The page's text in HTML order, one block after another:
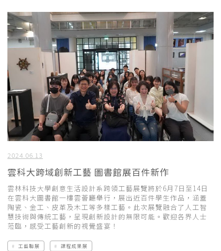
2024.06.13
雲科大跨域創新工藝 圖書館展百件新作
雲林科技大學創意生活設計系跨領工藝展覽將於6月7日至14日
在雲科大圖書館一樓雲薈廳舉行，展出近百件學生作品，涵蓋
陶瓷、金工、皮革及木工等多樣工藝。此次展覽融合了人工智
慧技術與傳統工藝，呈現創新設計的無限可能。歡迎各界人士
蒞臨，感受工藝創新的視覺盛宴！
工藝聯展 課程成果展